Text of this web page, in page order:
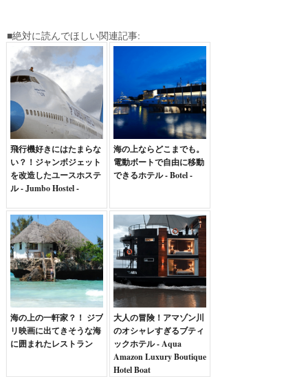
■絶対に読んでほしい関連記事:
飛行機好きにはたまらな
い？！ジャンボジェット
を改造したユースホステ
ル - Jumbo Hostel -
海の上ならどこまでも。
電動ボートで自由に移動
できるホテル - Botel -
海の上の一軒家？！ ジブ
リ映画に出てきそうな海
に囲まれたレストラン
大人の冒険！アマゾン川
のオシャレすぎるブティ
ックホテル - Aqua
Amazon Luxury Boutique
Hotel Boat